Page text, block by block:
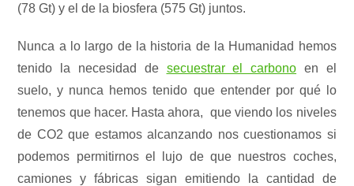
(78 Gt) y el de la biosfera (575 Gt) juntos.
Nunca a lo largo de la historia de la Humanidad hemos
tenido la necesidad de secuestrar el carbono en el
suelo, y nunca hemos tenido que entender por qué lo
tenemos que hacer. Hasta ahora, que viendo los niveles
de CO2 que estamos alcanzando nos cuestionamos si
podemos permitirnos el lujo de que nuestros coches,
camiones y fábricas sigan emitiendo la cantidad de